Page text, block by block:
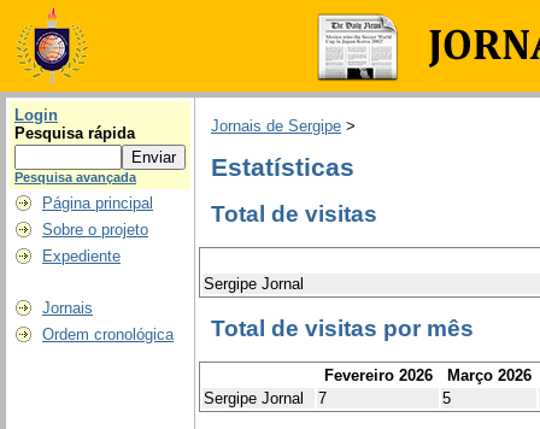
Login
Pesquisa rápida
Pesquisa avançada
Página principal
Sobre o projeto
Expediente
Jornais
Ordem cronológica
Jornais de Sergipe >
Estatísticas
Total de visitas
Sergipe Jornal
Total de visitas por mês
Fevereiro 2026
Março 2026
Sergipe Jornal
7 5